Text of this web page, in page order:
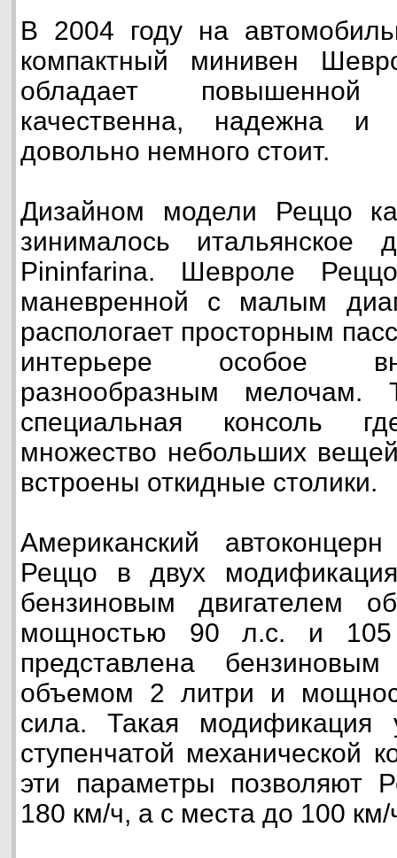
В 2004 году на
компактный минивен
обладает повышенной
качественна, надежна и
довольно немного стоит.
Дизайном модели Реццо
зинималось итальянское
Pininfarina. Шевроле
маневренной с малым
распологает просторным
интерьере особое
разнообразным
специальная консоль
множество небольших
встроены откидные столики.
Американский
Реццо в двух
бензиновым двигателем
мощностью 90 л.с. и 105
представлена
объемом 2 литри и
сила. Такая модификация
ступенчатой механической
эти параметры позволяют
180 км/ч, а с места до 100 км/